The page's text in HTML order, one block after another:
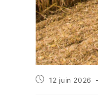
12 juin 2026